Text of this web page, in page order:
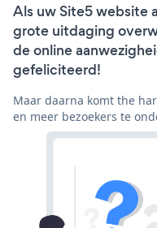
Als uw Site5 website
grote uitdaging
de online
gefeliciteerd!
Maar daarna komt the
en meer bezoekers te